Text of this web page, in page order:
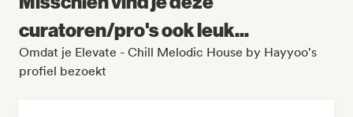
curatoren/pro's ook leuk...
Omdat je Elevate - Chill Melodic House by Hayyoo's
profiel bezoekt